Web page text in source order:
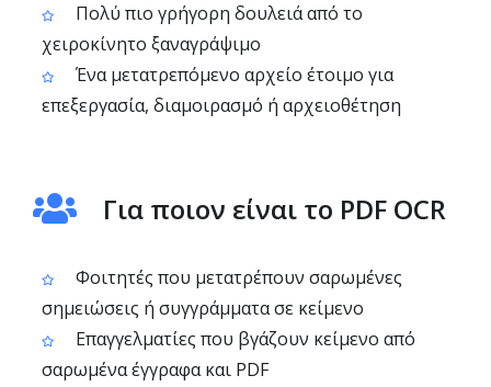
Πολύ πιο γρήγορη δουλειά από το
χειροκίνητο ξαναγράψιμο
Ένα μετατρεπόμενο αρχείο έτοιμο για
επεξεργασία, διαμοιρασμό ή αρχειοθέτηση
Για ποιον είναι το PDF OCR
Φοιτητές που μετατρέπουν σαρωμένες
σημειώσεις ή συγγράμματα σε κείμενο
Επαγγελματίες που βγάζουν κείμενο από
σαρωμένα έγγραφα και PDF